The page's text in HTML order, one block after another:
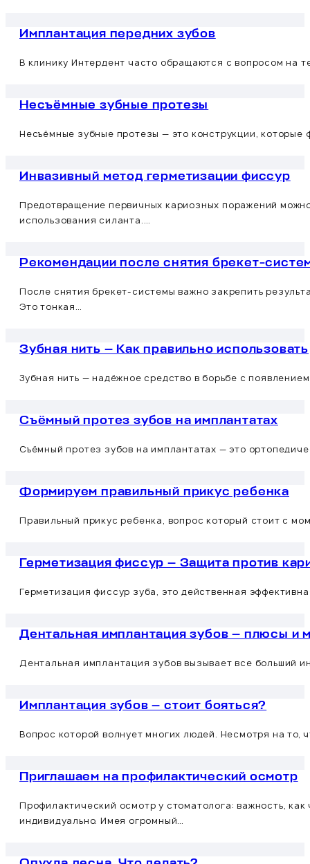
Имплантация передних зубов
В клинику Интердент часто обращаются с вопросом на
Несъёмные зубные протезы
Несъёмные зубные протезы — это конструкции,
Инвазивный метод герметизации фиссур
Предотвращение первичных кариозных поражений
использования силанта.…
Рекомендации после снятия брекет-
После снятия брекет-системы важно закрепить
Это тонкая…
Зубная нить — Как правильно использовать
Зубная нить — надёжное средство в борьбе с
Съёмный протез зубов на имплантатах
Съёмный протез зубов на имплантатах — это
Формируем правильный прикус ребенка
Правильный прикус ребенка, вопрос который стоит с
Герметизация фиссур — Защита против
Герметизация фиссур зуба, это действенная
Дентальная имплантация зубов — плюсы и
Дентальная имплантация зубов вызывает все больший
Имплантация зубов — стоит бояться?
Вопрос которой волнует многих людей. Несмотря на
Приглашаем на профилактический осмотр
Профилактический осмотр у стоматолога: важность,
индивидуально. Имея огромный…